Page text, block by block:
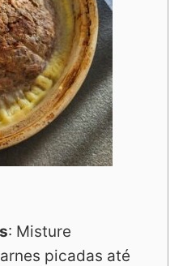
: Misture
picadas até